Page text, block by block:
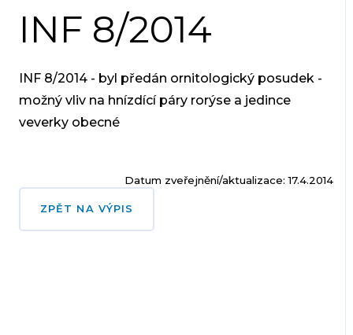
INF 8/2014
INF 8/2014 - byl předán ornitologický posudek -
možný vliv na hnízdící páry rorýse a jedince
veverky obecné
Datum zveřejnění/aktualizace: 17.4.2014
ZPĚT NA VÝPIS